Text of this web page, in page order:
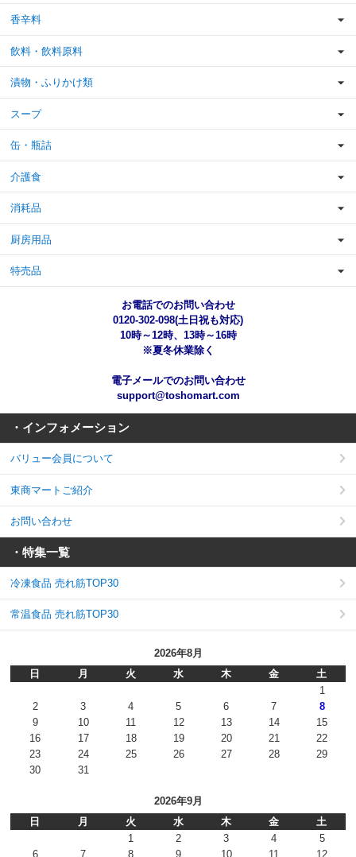
香辛料
飲料・飲料原料
漬物・ふりかけ類
スープ
缶・瓶詰
介護食
消耗品
厨房用品
特売品
お電話でのお問い合わせ
0120-302-098(土日祝も対応)
10時～12時、13時～16時
※夏冬休業除く
電子メールでのお問い合わせ
support@toshomart.com
・インフォメーション
バリュー会員について
東商マートご紹介
お問い合わせ
・特集一覧
冷凍食品 売れ筋TOP30
常温食品 売れ筋TOP30
2026年8月
日
月 火 水 木 金
土
1
2
3 4 5 6 7
8
9
10 11 12 13 14
15
16
17 18 19 20 21
22
23
24 25 26 27 28
29
30
31
2026年9月
日
月 火 水 木 金
土
1
2 3 4
5
6
7 8 9 10 11 12